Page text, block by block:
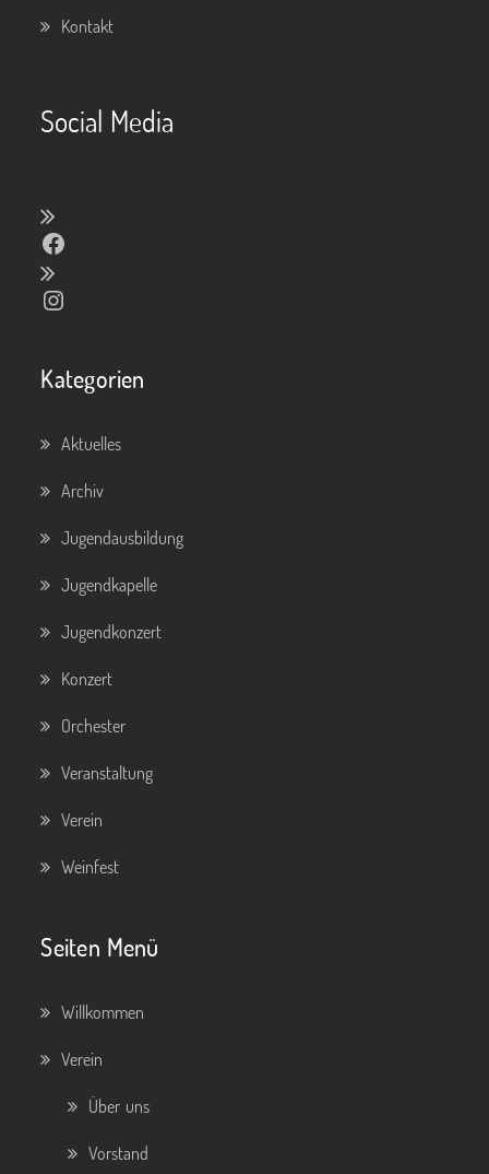
Kontakt
Social Media
Facebook
Instagram
Kategorien
Aktuelles
Archiv
Jugendausbildung
Jugendkapelle
Jugendkonzert
Konzert
Orchester
Veranstaltung
Verein
Weinfest
Seiten Menü
Willkommen
Verein
Über uns
Vorstand